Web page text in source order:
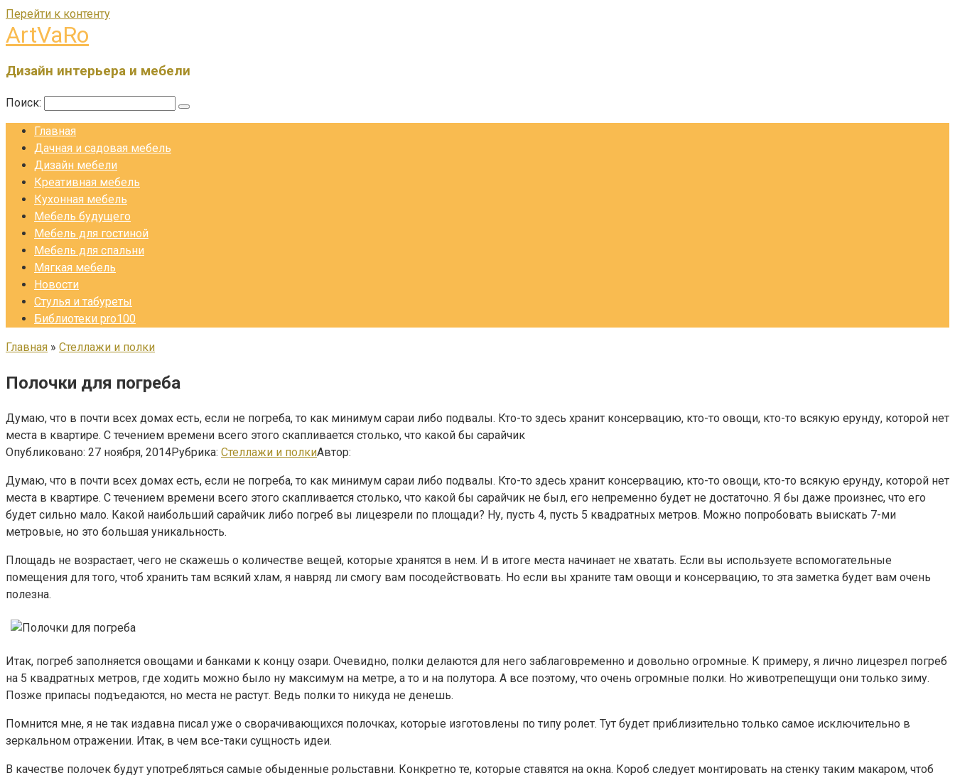
Перейти к контенту
ArtVaRo
Дизайн интерьера и мебели
Поиск:
Главная
Дачная и садовая мебель
Дизайн мебели
Креативная мебель
Кухонная мебель
Мебель будущего
Мебель для гостиной
Мебель для спальни
Мягкая мебель
Новости
Стулья и табуреты
Библиотеки pro100
Главная » Стеллажи и полки
Полочки для погреба
Думаю, что в почти всех домах есть, если не погреба, то как минимум сараи либо подвалы. Кто-то здесь хранит консервацию, кто-то овощи, кто-то всякую ерунду, которой нет
места в квартире. С течением времени всего этого скапливается столько, что какой бы сарайчик
Опубликовано: 27 ноября, 2014Рубрика: Стеллажи и полкиАвтор:
Думаю, что в почти всех домах есть, если не погреба, то как минимум сараи либо подвалы. Кто-то здесь хранит консервацию, кто-то овощи, кто-то всякую ерунду, которой нет
места в квартире. С течением времени всего этого скапливается столько, что какой бы сарайчик не был, его непременно будет не достаточно. Я бы даже произнес, что его
будет сильно мало. Какой наибольший сарайчик либо погреб вы лицезрели по площади? Ну, пусть 4, пусть 5 квадратных метров. Можно попробовать выискать 7-ми
метровые, но это большая уникальность.
Площадь не возрастает, чего не скажешь о количестве вещей, которые хранятся в нем. И в итоге места начинает не хватать. Если вы используете вспомогательные
помещения для того, чтоб хранить там всякий хлам, я навряд ли смогу вам посодействовать. Но если вы храните там овощи и консервацию, то эта заметка будет вам очень
полезна.
Итак, погреб заполняется овощами и банками к концу озари. Очевидно, полки делаются для него заблаговременно и довольно огромные. К примеру, я лично лицезрел погреб
на 5 квадратных метров, где ходить можно было ну максимум на метре, а то и на полутора. А все поэтому, что очень огромные полки. Но животрепещущи они только зиму.
Позже припасы подъедаются, но места не растут. Ведь полки то никуда не денешь.
Помнится мне, я не так издавна писал уже о сворачивающихся полочках, которые изготовлены по типу ролет. Тут будет приблизительно только самое исключительно в
зеркальном отражении. Итак, в чем все-таки сущность идеи.
В качестве полочек будут употребляться самые обыденные рольставни. Конкретно те, которые ставятся на окна. Короб следует монтировать на стенку таким макаром, чтоб